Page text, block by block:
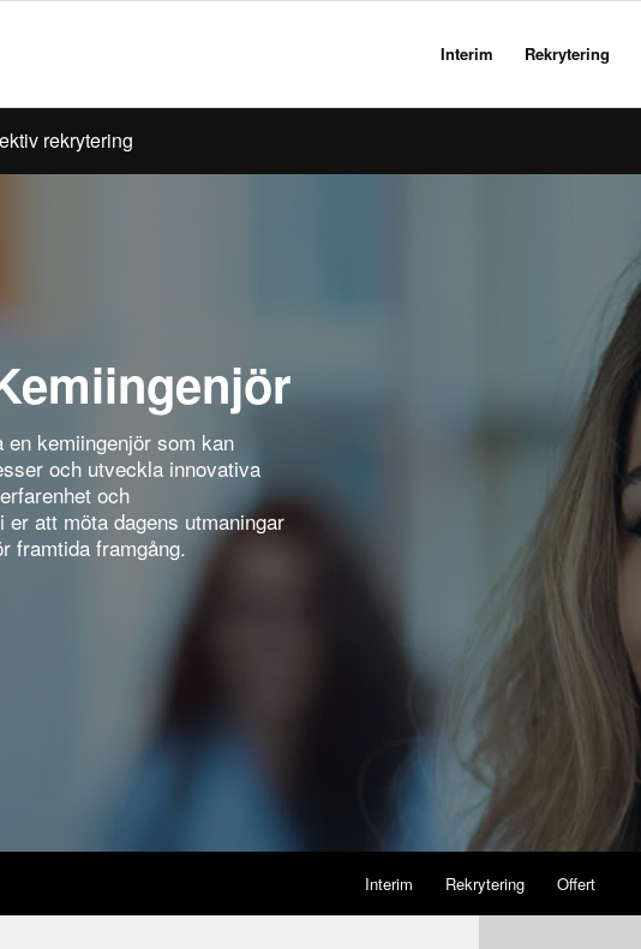
Interim Rekrytering
rekrytering
kemiingenjör som kan
och utveckla innovativa
och
att möta dagens utmaningar
framtida framgång.
Interim Rekrytering Offert